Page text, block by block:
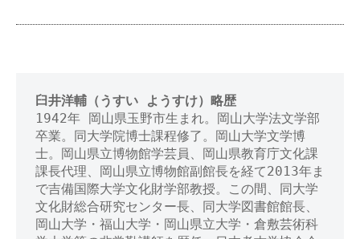
臼井洋輔（うすい ようすけ）略歴
1942年 岡山県玉野市生まれ。岡山大学法文学部
卒業。同大学院博士課程修了。岡山大学文学博
士。岡山県立博物館学芸員、岡山県教育庁文化課
課長代理、岡山県立博物館副館長を経て2013年ま
で吉備国際大学文化財学部教授。この間、同大学
文化財総合研究センター長、同大学図書館館長、
岡山大学・福山大学・岡山県立大学・倉敷芸術科